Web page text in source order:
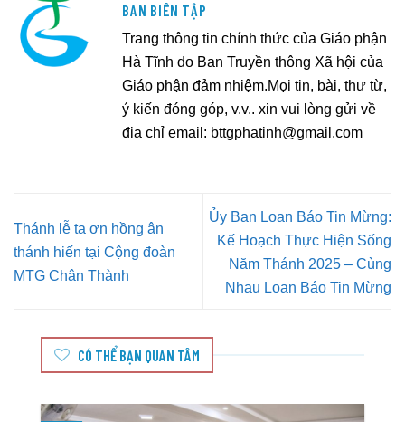
BAN BIÊN TẬP
Trang thông tin chính thức của Giáo phận
Hà Tĩnh do Ban Truyền thông Xã hội của
Giáo phận đảm nhiệm.Mọi tin, bài, thư từ,
ý kiến đóng góp, v.v.. xin vui lòng gửi về
địa chỉ email: bttgphatinh@gmail.com
Thánh lễ tạ ơn hồng ân
thánh hiến tại Cộng đoàn
MTG Chân Thành
Ủy Ban Loan Báo Tin Mừng:
Kế Hoạch Thực Hiện Sống
Năm Thánh 2025 – Cùng
Nhau Loan Báo Tin Mừng
CÓ THỂ BẠN QUAN TÂM